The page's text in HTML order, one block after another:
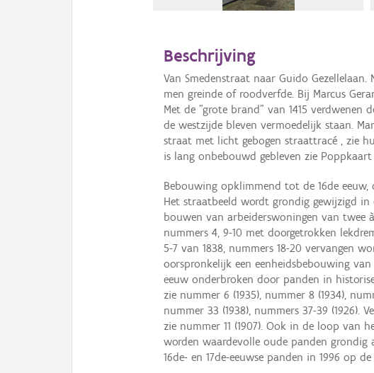
Beschrijving
Van Smedenstraat naar Guido
men greinde of roodverfde. Bij Marcus
Met de "grote brand" van 1415 verdwenen
de westzijde bleven vermoedelijk staan.
straat met licht gebogen straattracé , zie
is lang onbebouwd gebleven zie Poppkaart
Bebouwing opklimmend tot de 16de eeuw,
Het straatbeeld wordt grondig gewijzigd
bouwen van arbeiderswoningen van twee
nummers 4, 9-10 met doorgetrokken
5-7 van 1838, nummers 18-20 vervangen
oorspronkelijk een eenheidsbebouwing
eeuw onderbroken door panden in
zie nummer 6 (1935), nummer 8 (1934),
nummer 33 (1938), nummers 37-39 (1926).
zie nummer 11 (1907). Ook in de loop van
worden waardevolle oude panden grondig
16de- en 17de-eeuwse panden in 1996 op